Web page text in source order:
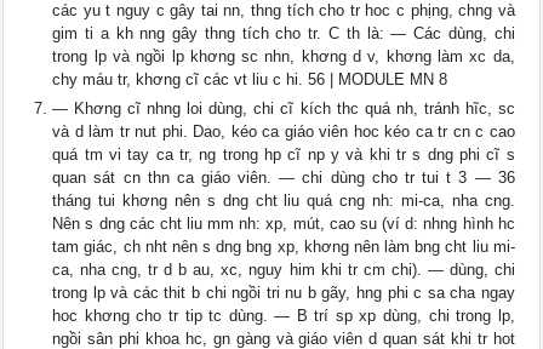
các yu t nguy c gây tai nn, thng tích cho tr hoc c phịng, chng và
gim ti a kh nng gây thng tích cho tr. C th là: — Các dùng, chi
trong lp và ngồi lp khơng sc nhn, khơng d v, khơng làm xc da,
chy máu tr, khơng cĩ các vt liu c hi. 56 | MODULE MN 8
— Khơng cĩ nhng loi dùng, chi cĩ kích thc quá nh, tránh hĩc, sc
và d làm tr nut phi. Dao, kéo ca giáo viên hoc kéo ca tr cn c cao
quá tm vi tay ca tr, ng trong hp cĩ np y và khi tr s dng phi cĩ s
quan sát cn thn ca giáo viên. — chi dùng cho tr tui t 3 — 36
tháng tui khơng nên s dng cht liu quá cng nh: mi-ca, nha cng.
Nên s dng các cht liu mm nh: xp, mút, cao su (ví d: nhng hình hc
tam giác, ch nht nên s dng bng xp, khơng nên làm bng cht liu mi-
ca, nha cng, tr d b au, xc, nguy him khi tr cm chi). — dùng, chi
trong lp và các thit b chi ngồi tri nu b gãy, hng phi c sa cha ngay
hoc khơng cho tr tip tc dùng. — B trí sp xp dùng, chi trong lp,
ngồi sân phi khoa hc, gn gàng và giáo viên d quan sát khi tr hot